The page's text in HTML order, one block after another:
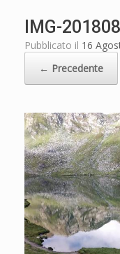
IMG-
Pubblicato il 16
← Precedente